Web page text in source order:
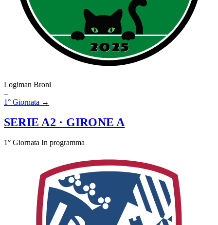
Logiman Broni
–
1° Giornata →
SERIE A2 · GIRONE A
1° Giornata In programma